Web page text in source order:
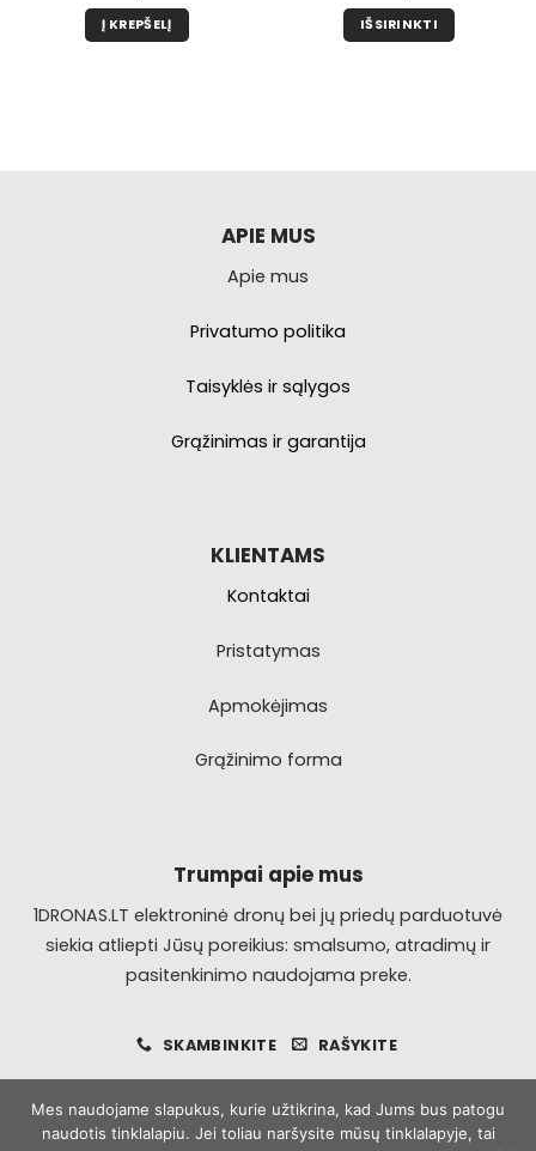
Į KREPŠELĮ IŠSIRINKTI
APIE MUS
Apie mus
Privatumo politika
Taisyklės ir sąlygos
Grąžinimas ir garantija
KLIENTAMS
Kontaktai
Pristatymas
Apmokėjimas
Grąžinimo forma
Trumpai apie mus
1DRONAS.LT elektroninė dronų bei jų priedų parduotuvė
siekia atliepti Jūsų poreikius: smalsumo, atradimų ir
pasitenkinimo naudojama preke.
SKAMBINKITE RAŠYKITE
Mes naudojame slapukus, kurie užtikrina, kad Jums bus patogu
naudotis tinklalapiu. Jei toliau naršysite mūsų tinklalapyje, tai